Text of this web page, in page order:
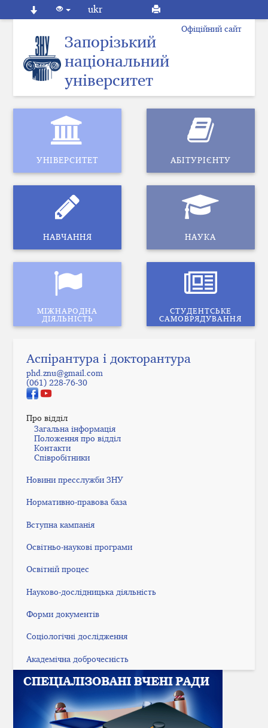
ukr
Офіційний сайт
Запорізький
національний
університет
УНІВЕРСИТЕТ АБІТУРІЄНТУ
НАВЧАННЯ НАУКА
МІЖНАРОДНА
ДІЯЛЬНІСТЬ
СТУДЕНТСЬКЕ
САМОВРЯДУВАННЯ
Аспірантура і докторантура
phd.znu@gmail.com
(061) 228-76-30
Про відділ
Загальна інформація
Положення про відділ
Контакти
Співробітники
Новини пресслужби ЗНУ
Нормативно-правова база
Вступна кампанія
Освітньо-наукові програми
Освітній процес
Науково-дослідницька діяльність
Форми документів
Соціологічні дослідження
Академічна доброчесність